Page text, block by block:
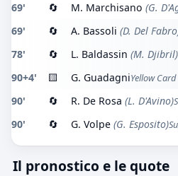
69' 🔄 M. Marchisano (G.
69' 🔄 A. Bassoli (D. Del
78' 🔄 L. Baldassin (M. Djibril)
90+4' 🟨 G. GuadagniYellow Card
90' 🔄 R. De Rosa (L. D'Avino)
90' 🔄 G. Volpe (G. Esposito)
Il pronostico e le quote